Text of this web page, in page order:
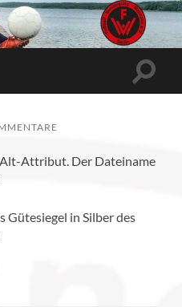
Gütesiegel in Silber des